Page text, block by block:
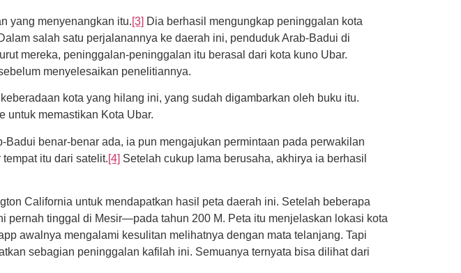
yang menyenangkan itu.[3] Dia berhasil mengungkap peninggalan kota
salah satu perjalanannya ke daerah ini, penduduk Arab-Badui di
mereka, peninggalan-peninggalan itu berasal dari kota kuno Ubar.
menyelesaikan penelitiannya.
kota yang hilang ini, yang sudah digambarkan oleh buku itu.
untuk memastikan Kota Ubar.
benar-benar ada, ia pun mengajukan permintaan pada perwakilan
itu dari satelit.[4] Setelah cukup lama berusaha, akhirya ia berhasil
California untuk mendapatkan hasil peta daerah ini. Setelah beberapa
tinggal di Mesir—pada tahun 200 M. Peta itu menjelaskan lokasi kota
awalnya mengalami kesulitan melihatnya dengan mata telanjang. Tapi
sebagian peninggalan kafilah ini. Semuanya ternyata bisa dilihat dari